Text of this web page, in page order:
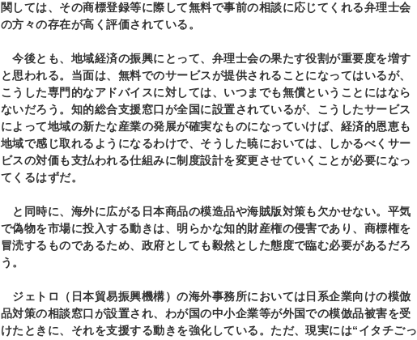
関しては、その商標登録等に際して無料で事前の相談に応じてくれる弁理士会
の方々の存在が高く評価されている。
今後とも、地域経済の振興にとって、弁理士会の果たす役割が重要度を増す
と思われる。当面は、無料でのサービスが提供されることになってはいるが、
こうした専門的なアドバイスに対しては、いつまでも無償ということにはなら
ないだろう。知的総合支援窓口が全国に設置されているが、こうしたサービス
によって地域の新たな産業の発展が確実なものになっていけば、経済的恩恵も
地域で感じ取れるようになるわけで、そうした暁においては、しかるべくサー
ビスの対価も支払われる仕組みに制度設計を変更させていくことが必要になっ
てくるはずだ。
と同時に、海外に広がる日本商品の模造品や海賊版対策も欠かせない。平気
で偽物を市場に投入する動きは、明らかな知的財産権の侵害であり、商標権を
冒涜するものであるため、政府としても毅然とした態度で臨む必要があるだろ
う。
ジェトロ（日本貿易振興機構）の海外事務所においては日系企業向けの模倣
品対策の相談窓口が設置され、わが国の中小企業等が外国での模倣品被害を受
けたときに、それを支援する動きを強化している。ただ、現実には“イタチごっ